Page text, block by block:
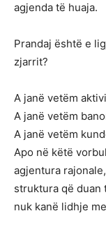
agjenda të huaja.
Prandaj është e
zjarrit?
A janë vetëm
A janë vetëm
A janë vetëm
Apo në këtë
agjentura
struktura që duan
nuk kanë lidhje